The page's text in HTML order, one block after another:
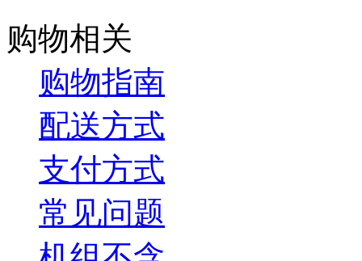
购物相关
购物指南
配送方式
支付方式
常见问题